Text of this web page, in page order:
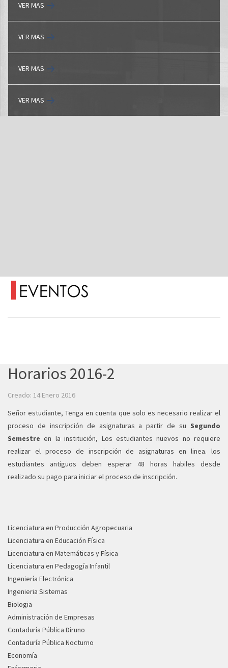
VER MAS
VER MAS
VER MAS
VER MAS
Horarios 2016-2
Creado: 14 Enero 2016
Señor estudiante, Tenga en cuenta que solo es necesario realizar el
proceso de inscripción de asignaturas a partir de su Segundo
Semestre en la institución, Los estudiantes nuevos no requiere
realizar el proceso de inscripción de asignaturas en linea. los
estudiantes antiguos deben esperar 48 horas habiles desde
realizado su pago para iniciar el proceso de inscripción.
Licenciatura en Producción Agropecuaria
Licenciatura en Educación Física
Licenciatura en Matemáticas y Física
Licenciatura en Pedagogía Infantil
Ingeniería Electrónica
Ingenieria Sistemas
Biologia
Administración de Empresas
Contaduría Pública Diruno
Contaduría Pública Nocturno
Economía